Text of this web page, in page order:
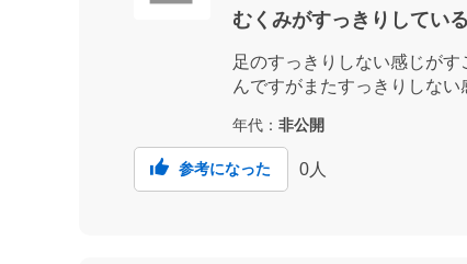
むくみがすっきりしている
足のすっきりしない感じが
んですがまたすっきりしな
年代： 非公開
参考になった 0 人